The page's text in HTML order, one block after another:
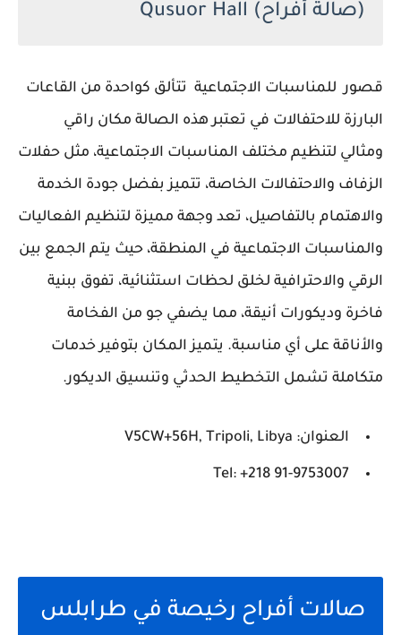
(صالة أفراح) Qusuor Hall
قصور للمناسبات الاجتماعية تتألق كواحدة من القاعات
البارزة للاحتفالات في تعتبر هذه الصالة مكان راقي
ومثالي لتنظيم مختلف المناسبات الاجتماعية، مثل حفلات
الزفاف والاحتفالات الخاصة، تتميز بفضل جودة الخدمة
والاهتمام بالتفاصيل، تعد وجهة مميزة لتنظيم الفعاليات
والمناسبات الاجتماعية في المنطقة، حيث يتم الجمع بين
الرقي والاحترافية لخلق لحظات استثنائية، تفوق ببنية
فاخرة وديكورات أنيقة، مما يضفي جو من الفخامة
والأناقة على أي مناسبة. يتميز المكان بتوفير خدمات
متكاملة تشمل التخطيط الحدثي وتنسيق الديكور.
العنوان: V5CW+56H, Tripoli, Libya
Tel: +218 91-9753007
صالات أفراح رخيصة في طرابلس